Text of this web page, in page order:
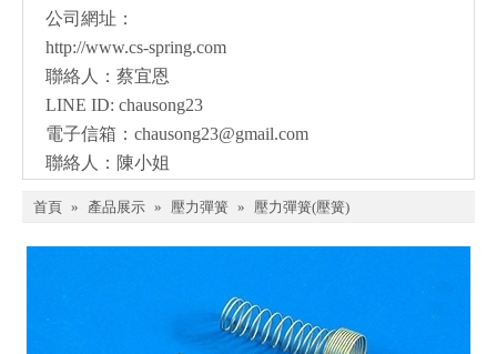
公司網址：
http://www.cs-spring.com
聯絡人：蔡宜恩
LINE ID: chausong23
電子信箱： chausong23@gmail.com
聯絡人：陳小姐
首頁 » 產品展示 » 壓力彈簧 » 壓力彈簧(壓簧)